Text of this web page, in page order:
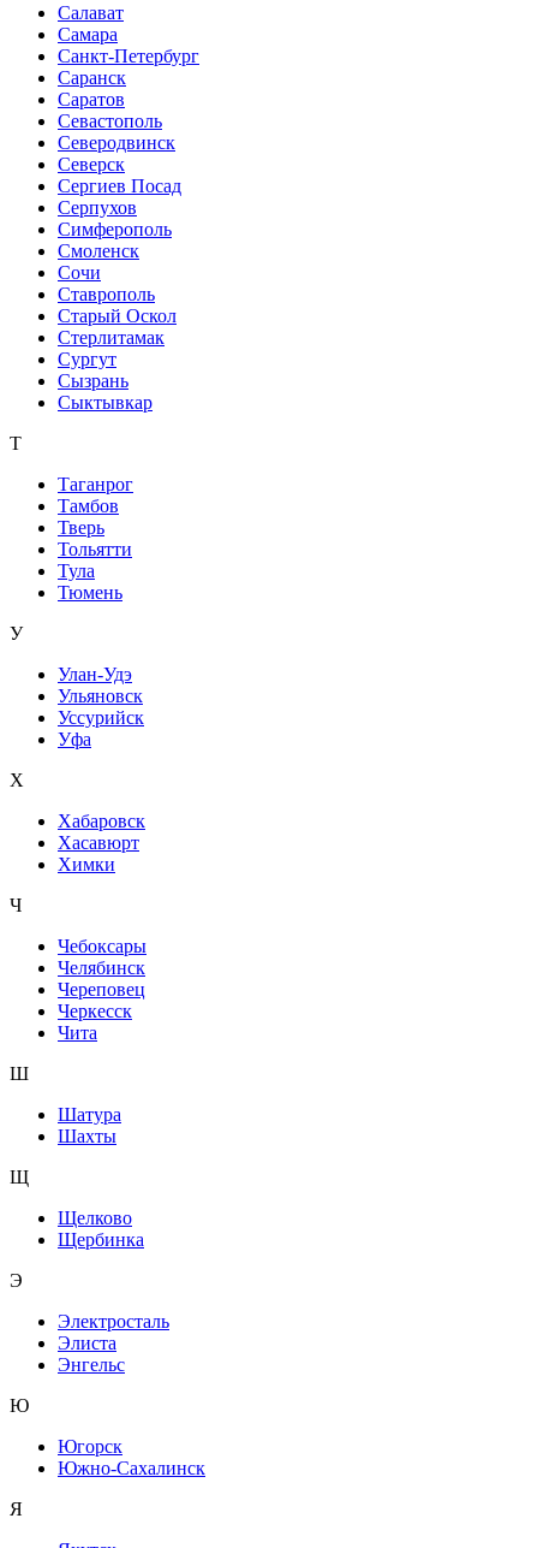
Салават
Самара
Санкт-Петербург
Саранск
Саратов
Севастополь
Северодвинск
Северск
Сергиев Посад
Серпухов
Симферополь
Смоленск
Сочи
Ставрополь
Старый Оскол
Стерлитамак
Сургут
Сызрань
Сыктывкар
Т
Таганрог
Тамбов
Тверь
Тольятти
Тула
Тюмень
У
Улан-Удэ
Ульяновск
Уссурийск
Уфа
Х
Хабаровск
Хасавюрт
Химки
Ч
Чебоксары
Челябинск
Череповец
Черкесск
Чита
Ш
Шатура
Шахты
Щ
Щелково
Щербинка
Э
Электросталь
Элиста
Энгельс
Ю
Югорск
Южно-Сахалинск
Я